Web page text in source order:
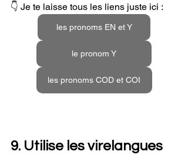
👇 Je te laisse tous les liens juste ici :
les pronoms EN et Y
le pronom Y
les pronoms COD et COI
9. Utilise les virelangues